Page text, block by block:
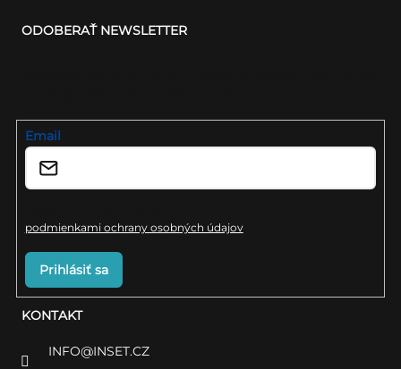
KONTAKT
INFO@INSET.CZ
ODOBERAŤ NEWSLETTER
Email
podmienkami ochrany osobných údajov
Prihlásiť sa